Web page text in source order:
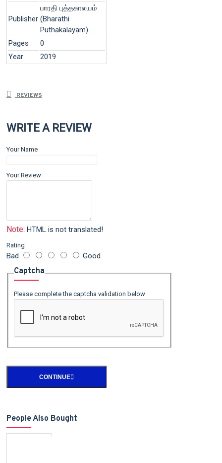
Publisher
பாரதி புத்தகாலயம்
(Bharathi
Puthakalayam)
Pages
0
Year
2019
REVIEWS
WRITE A REVIEW
Your Name
Your Review
Note: HTML is not translated!
Rating
Bad Good
Captcha
Please complete the captcha validation below
CONTINUE
People Also Bought